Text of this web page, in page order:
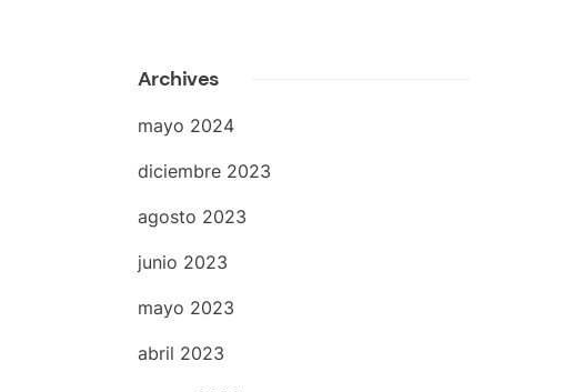
Archives
mayo 2024
diciembre 2023
agosto 2023
junio 2023
mayo 2023
abril 2023